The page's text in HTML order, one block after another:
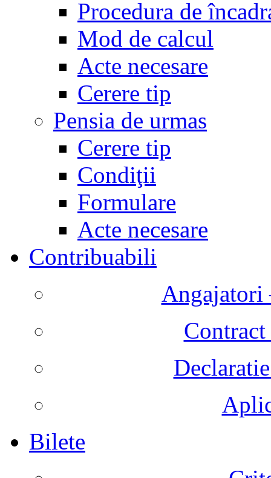
Procedura de
Mod de calcul
Acte necesare
Cerere tip
Pensia de urmas
Cerere tip
Condiţii
Formulare
Acte necesare
Contribuabili
Angajatori
Contract
Bilete